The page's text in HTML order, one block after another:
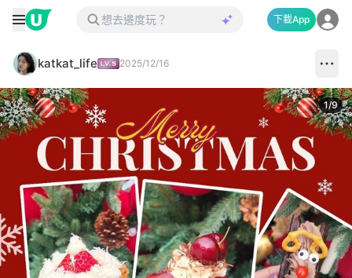
下載App
katkat_life 2025/12/16
1/9